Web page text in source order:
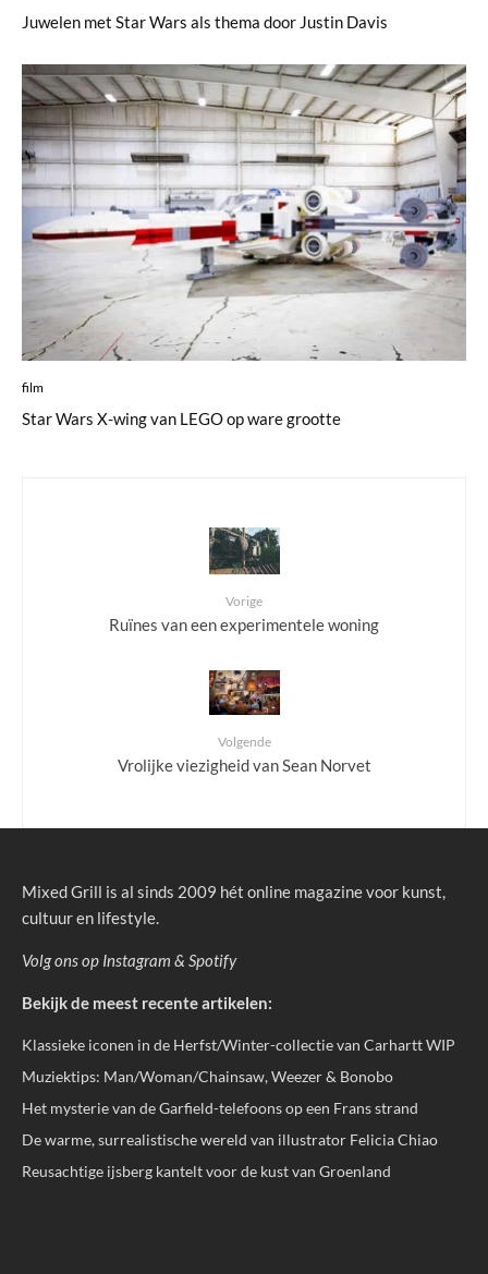
Juwelen met Star Wars als thema door Justin Davis
film
Star Wars X-wing van LEGO op ware grootte
Vorige
Ruïnes van een experimentele woning
Volgende
Vrolijke viezigheid van Sean Norvet
Mixed Grill is al sinds 2009 hét online magazine voor kunst,
cultuur en lifestyle.
Volg ons op Instagram & Spotify
Bekijk de meest recente artikelen:
Klassieke iconen in de Herfst/Winter-collectie van Carhartt WIP
Muziektips: Man/Woman/Chainsaw, Weezer & Bonobo
Het mysterie van de Garfield-telefoons op een Frans strand
De warme, surrealistische wereld van illustrator Felicia Chiao
Reusachtige ijsberg kantelt voor de kust van Groenland